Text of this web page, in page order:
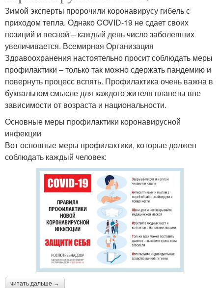
Зимой эксперты пророчили коронавирусу гибель с
приходом тепла. Однако COVID-19 не сдает своих
позиций и весной – каждый день число заболевших
увеличивается. Всемирная Организация
Здравоохранения настоятельно просит соблюдать меры
профилактики – только так можно сдержать пандемию и
повернуть процесс вспять. Профилактика очень важна в
буквальном смысле для каждого жителя планеты вне
зависимости от возраста и национальности.
Основные меры профилактики коронавирусной
инфекции
Вот основные меры профилактики, которые должен
соблюдать каждый человек:
читать дальше →